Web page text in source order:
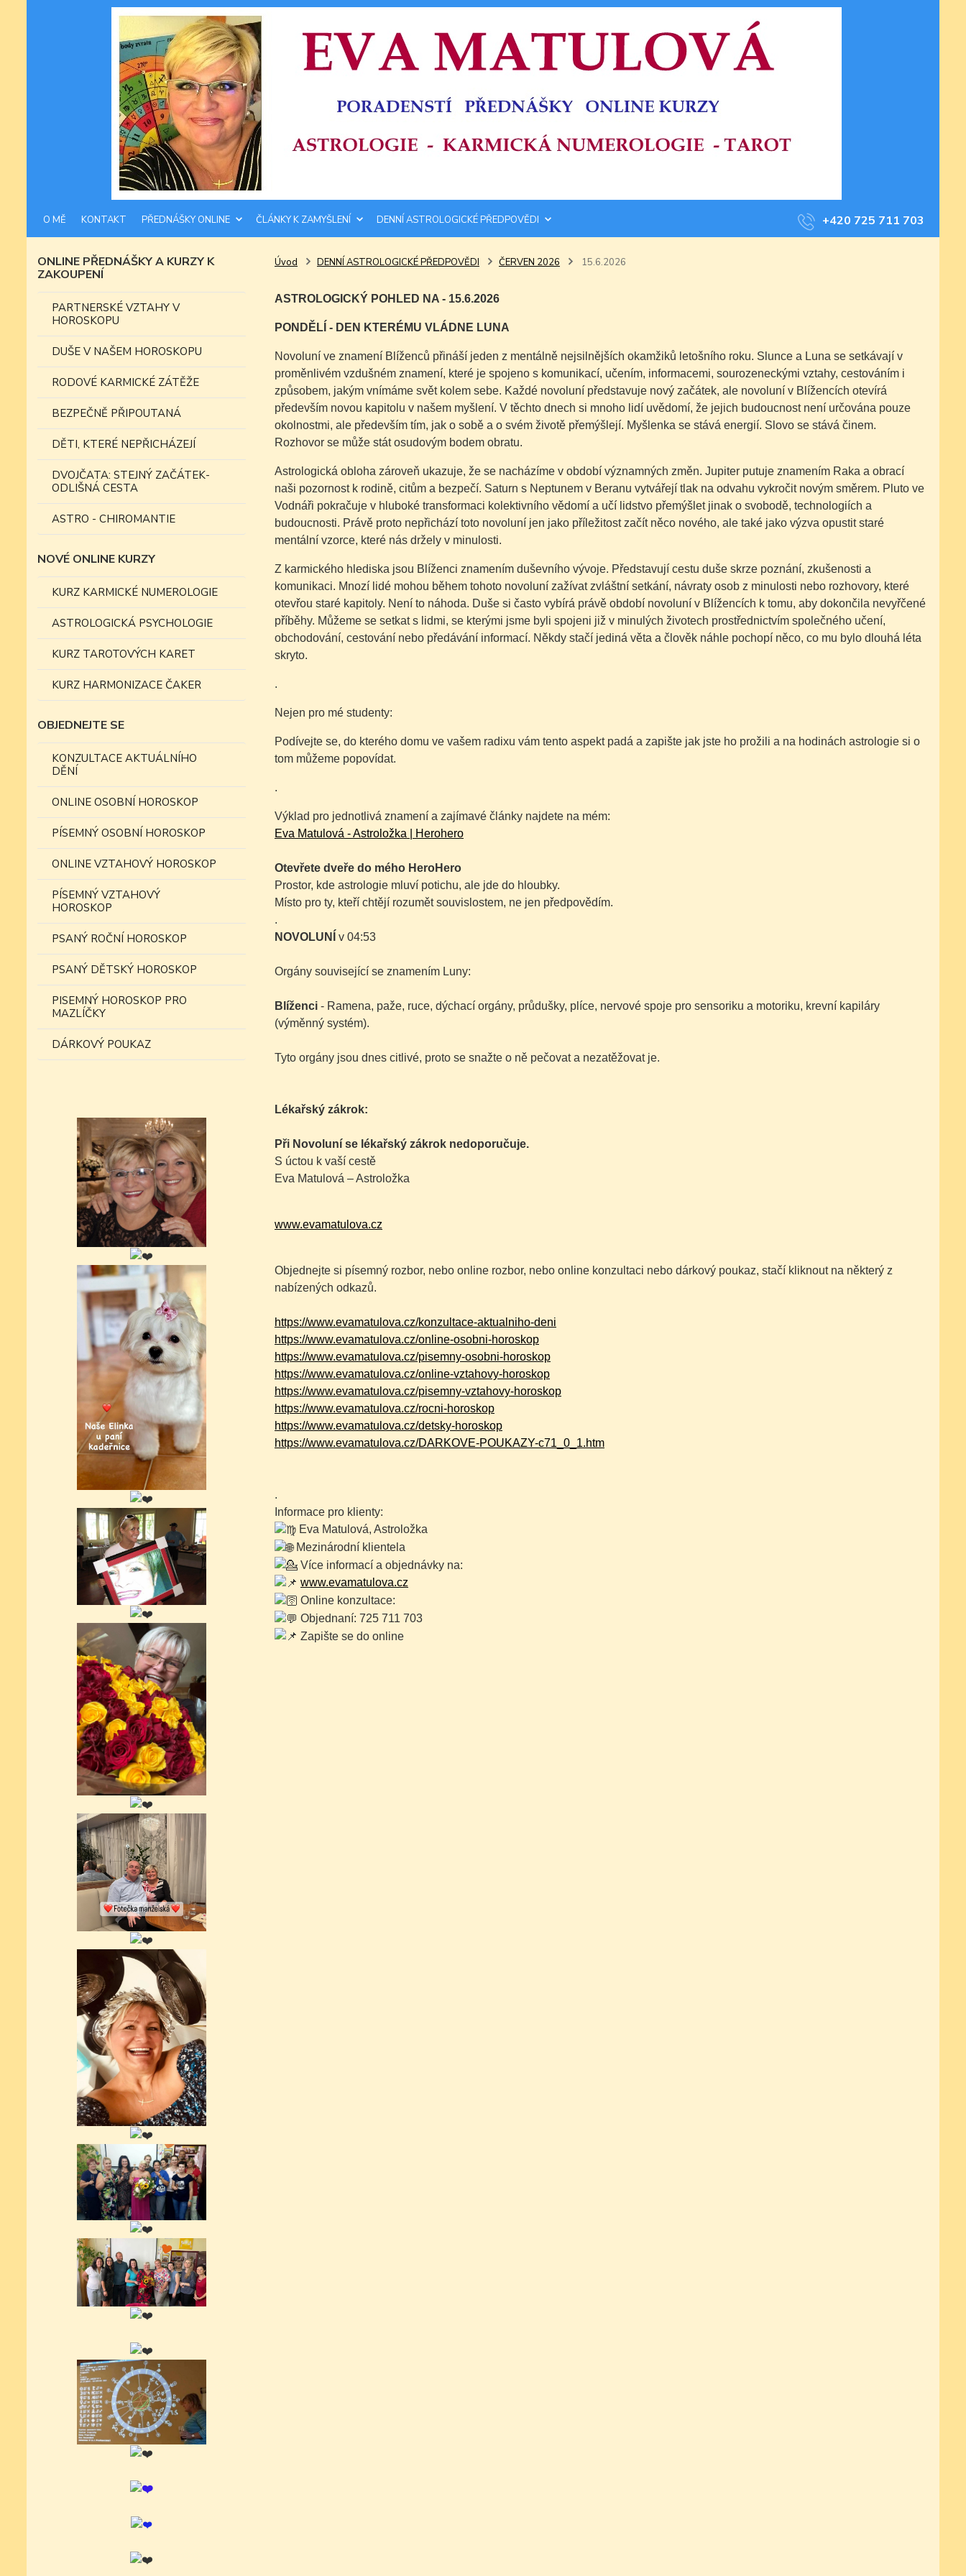
O MĚ KONTAKT PŘEDNÁŠKY ONLINE ČLÁNKY K ZAMYŠLENÍ DENNÍ ASTROLOGICKÉ PŘEDPOVĚDI +420 725 711 703
ONLINE PŘEDNÁŠKY A KURZY K
ZAKOUPENÍ
PARTNERSKÉ VZTAHY V
HOROSKOPU
DUŠE V NAŠEM HOROSKOPU
RODOVÉ KARMICKÉ ZÁTĚŽE
BEZPEČNĚ PŘIPOUTANÁ
DĚTI, KTERÉ NEPŘICHÁZEJÍ
DVOJČATA: STEJNÝ ZAČÁTEK-
ODLIŠNÁ CESTA
ASTRO - CHIROMANTIE
NOVÉ ONLINE KURZY
KURZ KARMICKÉ NUMEROLOGIE
ASTROLOGICKÁ PSYCHOLOGIE
KURZ TAROTOVÝCH KARET
KURZ HARMONIZACE ČAKER
OBJEDNEJTE SE
KONZULTACE AKTUÁLNÍHO
DĚNÍ
ONLINE OSOBNÍ HOROSKOP
PÍSEMNÝ OSOBNÍ HOROSKOP
ONLINE VZTAHOVÝ HOROSKOP
PÍSEMNÝ VZTAHOVÝ
HOROSKOP
PSANÝ ROČNÍ HOROSKOP
PSANÝ DĚTSKÝ HOROSKOP
PISEMNÝ HOROSKOP PRO
MAZLÍČKY
DÁRKOVÝ POUKAZ
Úvod DENNÍ ASTROLOGICKÉ PŘEDPOVĚDI ČERVEN 2026 15.6.2026
ASTROLOGICKÝ POHLED NA - 15.6.2026
PONDĚLÍ - DEN KTERÉMU VLÁDNE LUNA
Novoluní ve znamení Blíženců přináší jeden z mentálně nejsilnějších okamžiků letošního roku. Slunce a Luna se setkávají v
proměnlivém vzdušném znamení, které je spojeno s komunikací, učením, informacemi, sourozeneckými vztahy, cestováním i
způsobem, jakým vnímáme svět kolem sebe. Každé novoluní představuje nový začátek, ale novoluní v Blížencích otevírá
především novou kapitolu v našem myšlení. V těchto dnech si mnoho lidí uvědomí, že jejich budoucnost není určována pouze
okolnostmi, ale především tím, jak o sobě a o svém životě přemýšlejí. Myšlenka se stává energií. Slovo se stává činem.
Rozhovor se může stát osudovým bodem obratu.
Astrologická obloha zároveň ukazuje, že se nacházíme v období významných změn. Jupiter putuje znamením Raka a obrací
naši pozornost k rodině, citům a bezpečí. Saturn s Neptunem v Beranu vytvářejí tlak na odvahu vykročit novým směrem. Pluto ve
Vodnáři pokračuje v hluboké transformaci kolektivního vědomí a učí lidstvo přemýšlet jinak o svobodě, technologiích a
budoucnosti. Právě proto nepřichází toto novoluní jen jako příležitost začít něco nového, ale také jako výzva opustit staré
mentální vzorce, které nás držely v minulosti.
Z karmického hlediska jsou Blíženci znamením duševního vývoje. Představují cestu duše skrze poznání, zkušenosti a
komunikaci. Mnozí lidé mohou během tohoto novoluní zažívat zvláštní setkání, návraty osob z minulosti nebo rozhovory, které
otevřou staré kapitoly. Není to náhoda. Duše si často vybírá právě období novoluní v Blížencích k tomu, aby dokončila nevyřčené
příběhy. Můžeme se setkat s lidmi, se kterými jsme byli spojeni již v minulých životech prostřednictvím společného učení,
obchodování, cestování nebo předávání informací. Někdy stačí jediná věta a člověk náhle pochopí něco, co mu bylo dlouhá léta
skryto.
.
Nejen pro mé studenty:
Podívejte se, do kterého domu ve vašem radixu vám tento aspekt padá a zapište jak jste ho prožili a na hodinách astrologie si o
tom můžeme popovídat.
.
Výklad pro jednotlivá znamení a zajímavé články najdete na mém:
Eva Matulová - Astroložka | Herohero
Otevřete dveře do mého HeroHero
Prostor, kde astrologie mluví potichu, ale jde do hloubky.
Místo pro ty, kteří chtějí rozumět souvislostem, ne jen předpovědím.
.
NOVOLUNÍ
v 04:53
Orgány související se znamením Luny:
Blíženci- Ramena, paže, ruce, dýchací orgány, průdušky, plíce, nervové spoje pro sensoriku a motoriku, krevní kapiláry
(výměnný systém).
Tyto orgány jsou dnes citlivé, proto se snažte o ně pečovat a nezatěžovat je.
Lékařský zákrok:
Při Novoluní se lékařský zákrok nedoporučuje.
S úctou k vaší cestě
Eva Matulová – Astroložka
www.evamatulova.cz
Objednejte si písemný rozbor, nebo online rozbor, nebo online konzultaci nebo dárkový poukaz, stačí kliknout na některý z
nabízených odkazů.
https://www.evamatulova.cz/konzultace-aktualniho-deni
https://www.evamatulova.cz/online-osobni-horoskop
https://www.evamatulova.cz/pisemny-osobni-horoskop
https://www.evamatulova.cz/online-vztahovy-horoskop
https://www.evamatulova.cz/pisemny-vztahovy-horoskop
https://www.evamatulova.cz/rocni-horoskop
https://www.evamatulova.cz/detsky-horoskop
https://www.evamatulova.cz/DARKOVE-POUKAZY-c71_0_1.htm
.
Informace pro klienty:
Eva Matulová, Astroložka
Mezinárodní klientela
Více informací a objednávky na:
www.evamatulova.cz
Online konzultace:
Objednaní: 725 711 703
Zapište se do online